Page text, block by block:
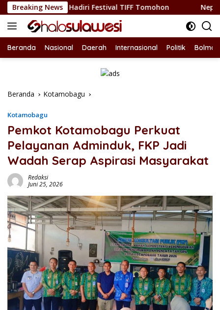
Langsung
ke
konten
Breaking News
Hadiri Festival TIFF Tomohon Nepotisme Kembali
Beranda Nasional Daerah Internasional Politik
Beranda Kotamobagu
Kotamobagu
Pemkot Kotamobagu Perkuat
Pelayanan Adminduk, FKP Jadi
Wadah Serap Aspirasi Masyarakat
Redaksi
Juni 25, 2026